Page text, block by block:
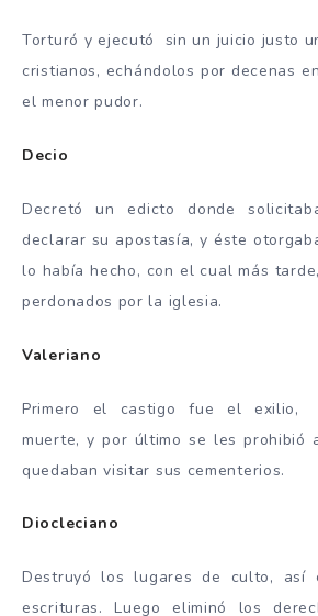
Torturó y ejecutó sin un juicio justo
cristianos, echándolos por decenas
el menor pudor.
Decio
Decretó un edicto donde
declarar su apostasía, y éste
lo había hecho, con el cual más
perdonados por la iglesia.
Valeriano
Primero el castigo fue el exilio,
muerte, y por último se les prohibió
quedaban visitar sus cementerios.
Diocleciano
Destruyó los lugares de culto, así
escrituras. Luego eliminó los